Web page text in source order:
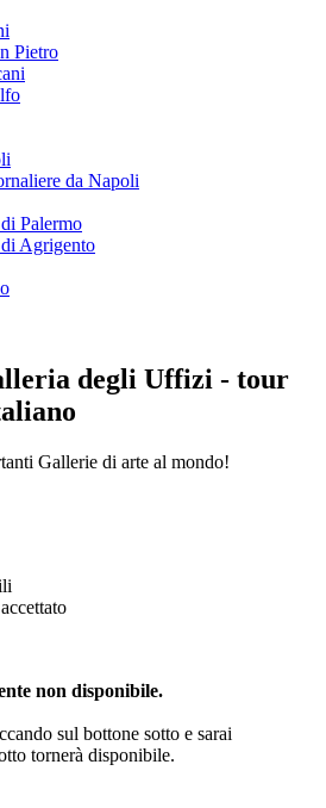
Pietro
da Napoli
Palermo
Agrigento
degli Uffizi - tour
Gallerie di arte al mondo!
non disponibile.
sul bottone sotto e sarai
tornerà disponibile.